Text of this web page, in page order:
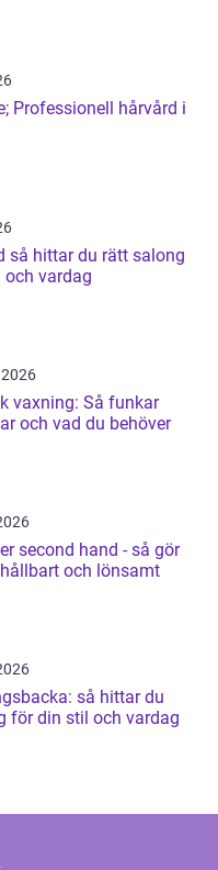
Professionell hårvård i
vardag
vaxning: Så funkar
och vad du behöver
second hand - så gör
och lönsamt
så hittar du
för din stil och vardag